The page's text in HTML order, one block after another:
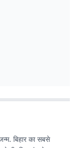
बिहार का सबसे